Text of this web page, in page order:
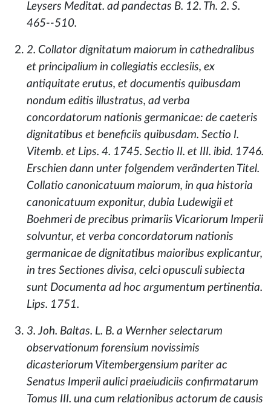
Leysers Meditat. ad pandectas B. 12. Th. 2. S.
465--510.
2. Collator dignitatum maiorum in cathedralibus
et principalium in collegiatis ecclesiis, ex
antiquitate erutus, et documentis quibusdam
nondum editis illustratus, ad verba
concordatorum nationis germanicae: de caeteris
dignitatibus et beneficiis quibusdam. Sectio I.
Vitemb. et Lips. 4. 1745. Sectio II. et III. ibid. 1746.
Erschien dann unter folgendem veränderten Titel.
Collatio canonicatuum maiorum, in qua historia
canonicatuum exponitur, dubia Ludewigii et
Boehmeri de precibus primariis Vicariorum Imperii
solvuntur, et verba concordatorum nationis
germanicae de dignitatibus maioribus explicantur,
in tres Sectiones divisa, celci opusculi subiecta
sunt Documenta ad hoc argumentum pertinentia.
Lips. 1751.
3. Joh. Baltas. L. B. a Wernher selectarum
observationum forensium novissimis
dicasteriorum Vitembergensium pariter ac
Senatus Imperii aulici praeiudiciis confirmatarum
Tomus III. una cum relationibus actorum de causis